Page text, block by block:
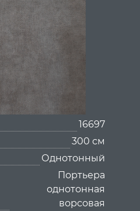
16697
300 см
Однотонный
Портьера
однотонная
ворсовая